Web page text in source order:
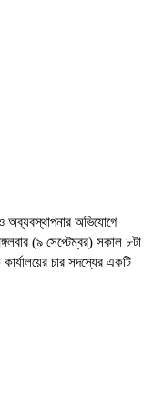
অব্যবস্থাপনার অভিযোগে
(৯ সেপ্টেম্বর) সকাল ৮টা
চার সদস্যের একটি